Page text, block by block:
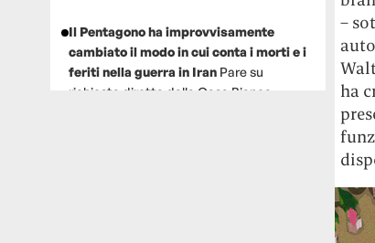
Il Pentagono ha improvvisamente
cambiato il modo in cui conta i morti e i
feriti nella guerra in Iran Pare su
richiesta diretta dalla Casa Bianca.
–
ha